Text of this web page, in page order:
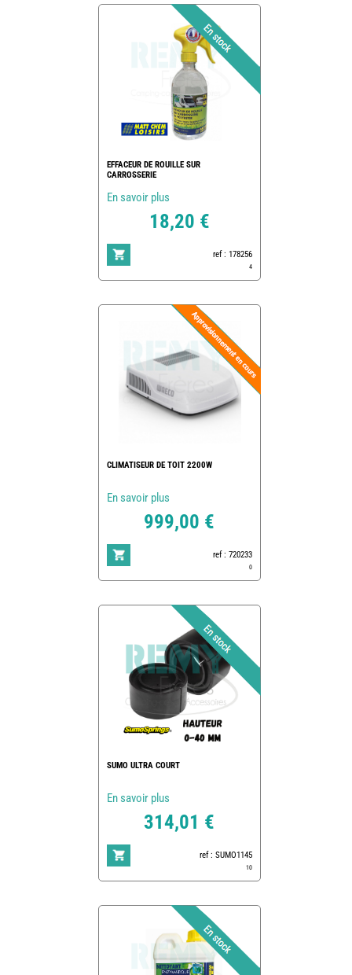
EFFACEUR DE ROUILLE SUR
CARROSSERIE
En savoir plus
18,20 €
ref : 178256
4
CLIMATISEUR DE TOIT 2200W
En savoir plus
999,00 €
ref : 720233
0
SUMO ULTRA COURT
En savoir plus
314,01 €
ref : SUMO1145
10